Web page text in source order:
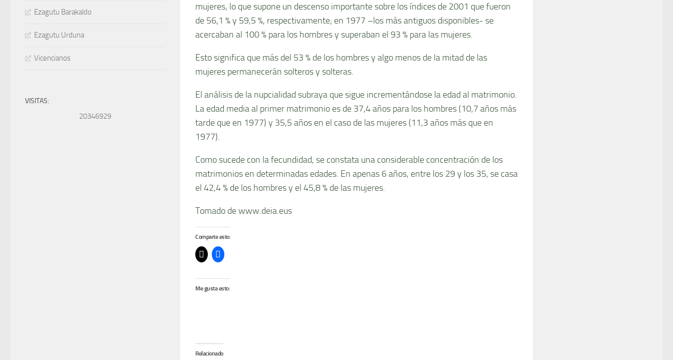
mujeres, lo que supone un descenso importante sobre los índices de 2001 que fueron
de 56,1 % y 59,5 %, respectivamente; en 1977 –los más antiguos disponibles- se
acercaban al 100 % para los hombres y superaban el 93 % para las mujeres.
Esto significa que más del 53 % de los hombres y algo menos de la mitad de las
mujeres permanecerán solteros y solteras.
El análisis de la nupcialidad subraya que sigue incrementándose la edad al matrimonio.
La edad media al primer matrimonio es de 37,4 años para los hombres (10,7 años más
tarde que en 1977) y 35,5 años en el caso de las mujeres (11,3 años más que en
1977).
Como sucede con la fecundidad, se constata una considerable concentración de los
matrimonios en determinadas edades. En apenas 6 años, entre los 29 y los 35, se casa
el 42,4 % de los hombres y el 45,8 % de las mujeres.
Tomado de www.deia.eus
Comparte esto:
Me gusta esto:
Relacionado
Ezagutu Barakaldo
Ezagutu Urduna
Vicencianos
VISITAS:
20346929